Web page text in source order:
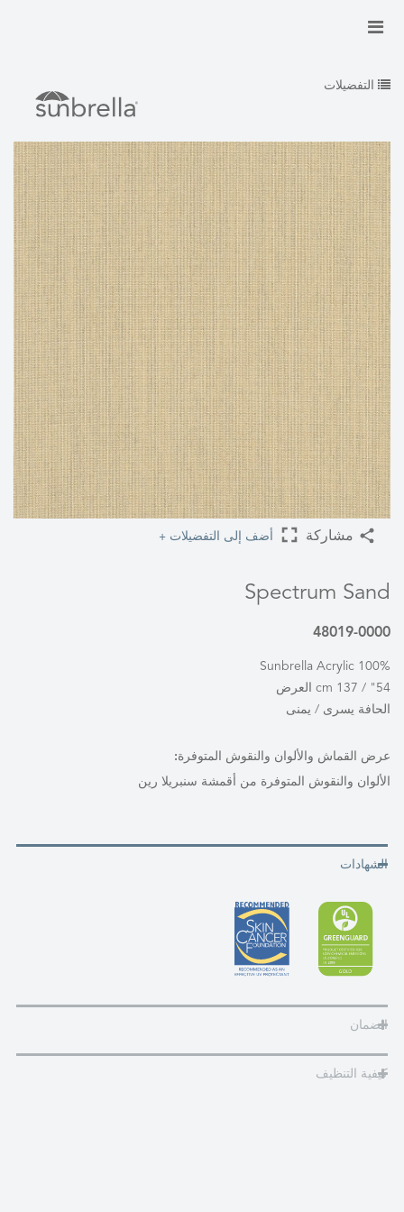
التفضيلات
مشاركة أضف إلى التفضيلات +
Spectrum Sand
48019-0000
100% Sunbrella Acrylic
54" / 137 cm العرض
الحافة يسرى / يمنى
عرض القماش والألوان والنقوش المتوفرة:
الألوان والنقوش المتوفرة من أقمشة سنبريلا رين
الشهادات
الضمان
كيفية التنظيف